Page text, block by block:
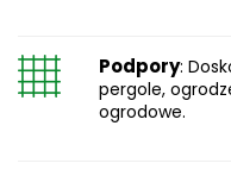
Podpory:
pergole,
ogrodowe.